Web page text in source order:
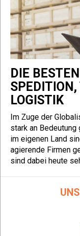
DIE
LOGISTIK
Im Zuge der
stark an Bedeutung
im eigenen Land
agierende Firmen
sind dabei heute